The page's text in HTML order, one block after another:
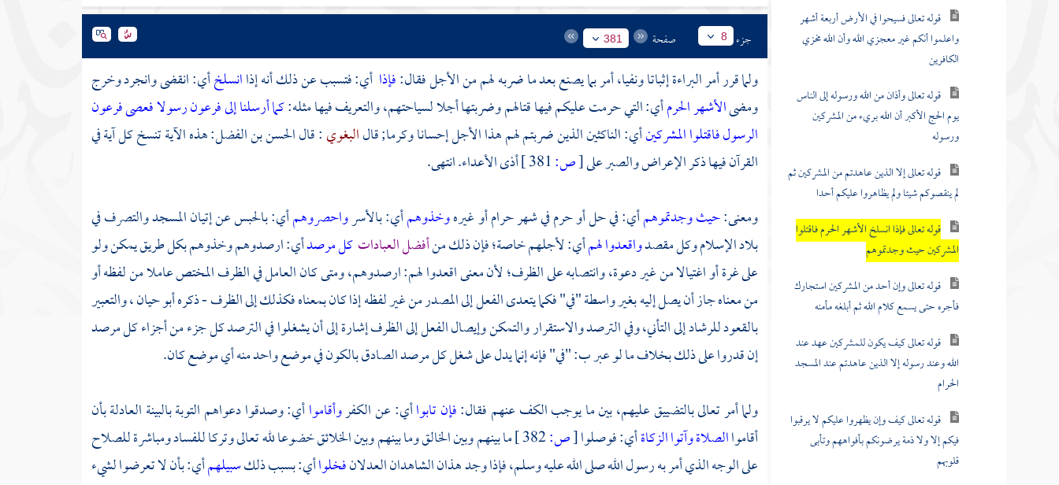
قوله تعالى فسيحوا في الأرض أربعة أشهر
واعلموا أنكم غير معجزي الله وأن الله مخزي
الكافرين
قوله تعالى وأذان من الله ورسوله إلى الناس
يوم الحج الأكبر أن الله بريء من المشركين
ورسوله
قوله تعالى إلا الذين عاهدتم من المشركين ثم
لم ينقصوكم شيئا ولم يظاهروا عليكم أحدا
قوله تعالى فإذا انسلخ الأشهر الحرم فاقتلوا
المشركين حيث وجدتموهم
قوله تعالى وإن أحد من المشركين استجارك
فأجره حتى يسمع كلام الله ثم أبلغه مأمنه
قوله تعالى كيف يكون للمشركين عهد عند
الله وعند رسوله إلا الذين عاهدتم عند المسجد
الحرام
قوله تعالى كيف وإن يظهروا عليكم لا يرقبوا
فيكم إلا ولا ذمة يرضونكم بأفواههم وتأبى
قلوبهم
جزء 8 صفحة 381
ولما قرر أمر البراءة إثباتا ونفيا، أمر بما يصنع بعد ما ضربه لهم من الأجل فقال:فإذا أي: فتسبب عن ذلك أنه إذاانسلخأي: انقضى وانجرد وخرج
ومضىالأشهر الحرمأي: التي حرمت عليكم فيها قتالهم وضربتها أجلا لسياحتهم، والتعريف فيها مثله:كما أرسلنا إلى فرعون رسولافعصى فرعون
الرسولفاقتلوا المشركينأي: الناكثين الذين ضربتم لهم هذا الأجل إحسانا وكرما; قالالبغوي: قالالحسن بن الفضل:هذه الآية تنسخ كل آية في
القرآن فيها ذكر الإعراض والصبر على[ص:
أذى الأعداء. انتهى.
ومعنى:حيث وجدتموهمأي: في حل أو حرم في شهر حرام أو غيرهوخذوهمأي: بالأسرواحصروهمأي: بالحبس عن إتيان المسجد والتصرف في
بلاد الإسلام وكل مقصدواقعدوا لهمأي: لأجلهم خاصة؛ فإن ذلك منأفضل العباداتكل مرصدأي: ارصدوهم وخذوهم بكل طريق يمكن ولو
على غرة أو اغتيالا من غير دعوة، وانتصابه على الظرف؛ لأن معنى اقعدوا لهم: ارصدوهم، ومتى كان العامل في الظرف المختص عاملا من لفظه أو
من معناه جاز أن يصل إليه بغير واسطة "في" فكما يتعدى الفعل إلى المصدر من غير لفظه إذا كان بمعناه فكذلك إلى الظرف - ذكرهأبو حيان، والتعبير
بالقعود للرشاد إلى التأني، وفي الترصد والاستقرار والتمكن وإيصال الفعل إلى الظرف إشارة إلى أن يشغلوا في الترصد كل جزء من أجزاء كل مرصد
إن قدروا على ذلك بخلاف ما لو عبر ب: "في" فإنه إنما يدل على شغل كل مرصد الصادق بالكون في موضع واحد منه أي موضع كان.
ولما أمر تعالى بالتضييق عليهم، بين ما يوجب الكف عنهم فقال:فإن تابواأي: عن الكفروأقامواأي: وصدقوا دعواهم التوبة بالبينة العادلة بأن
أقامواالصلاة وآتوا الزكاةأي: فوصلوا[ص:
ما بينهم وبين الخالق وما بينهم وبين الخلائق خضوعا لله تعالى وتركا للفساد ومباشرة للصلاح
على الوجه الذي أمر به رسول الله صلى الله عليه وسلم، فإذا وجد هذان الشاهدان العدلانفخلواأي: بسبب ذلكسبيلهمأي: بأن لا تعرضوا لشيء